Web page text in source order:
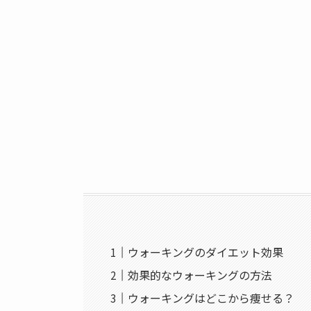
ウォーキングのダイエット効果
効果的なウォーキングの方法
ウォーキングはどこから痩せる？